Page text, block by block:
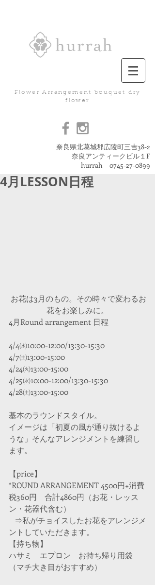
Flower Arrangement bouquet dry
flower
奈良県北葛城郡広陵町三吉38-2
奈良アンティークビル１F
hurrah 0745-27-0899
4月LESSON日程
花をお楽しみに。
4月Round arrangement 日程
4/4㈬10:00-12:00/13:30-15:30
4/7㈯13:00-15:00
4/24㈫13:00-15:00
4/25㈬10:00-12:00/13:30-15:30
4/28㈯13:00-15:00
基本のラウンドスタイル。
イメージは「初夏の風が通り抜けるよ
うな」そんなアレンジメントを練習し
ます。
【price】
*ROUND ARRANGEMENT 4500円+消費
税360円　合計4860円（お花・レッス
ン・花器代含む）
ントしていただきます。
【持ち物】
ハサミ　エプロン　お持ち帰り用袋
（マチ大き目がおすすめ）